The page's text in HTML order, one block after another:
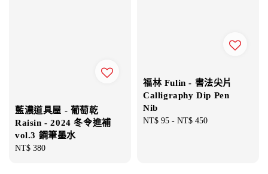
藍濃道具屋 - 葡萄乾
Raisin - 2024 冬令進補
vol.3 鋼筆墨水
Regular
NT$ 380
福林 Fulin - 書法尖片
Calligraphy Dip Pen
Nib
Regular
NT$ 95 - NT$ 450